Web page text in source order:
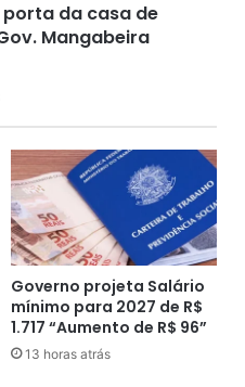
da casa de
Mangabeira
Governo projeta Salário
mínimo para 2027 de R$
1.717 “Aumento de R$ 96”
13 horas atrás